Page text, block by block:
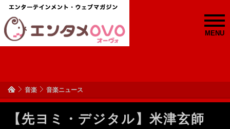
MENU
音楽 音楽ニュース
【先ヨミ・デジタル】米津玄師